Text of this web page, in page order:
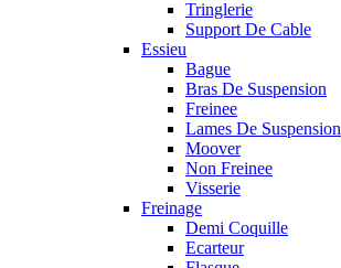
Tringlerie
Support De Cable
Essieu
Bague
Bras De Suspension
Freinee
Lames De Suspension
Moover
Non Freinee
Visserie
Freinage
Demi Coquille
Ecarteur